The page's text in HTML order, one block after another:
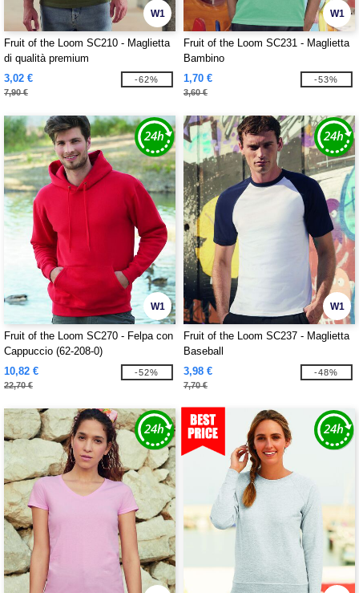
W1
Fruit of the Loom SC210 - Maglietta
di qualità premium
3,02 €
7,90 €
-62%
W1
Fruit of the Loom SC231 - Maglietta
Bambino
1,70 €
3,60 €
-53%
W1
Fruit of the Loom SC270 - Felpa con
Cappuccio (62-208-0)
10,82 €
22,70 €
-52%
W1
Fruit of the Loom SC237 - Maglietta
Baseball
3,98 €
7,70 €
-48%